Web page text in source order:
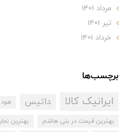
مرداد 1401
تير 1401
خرداد 1401
برچسب‌ها
ایرانیک کالا داتیس هود
بهترین قیمت در بنی هاشم
بهترین